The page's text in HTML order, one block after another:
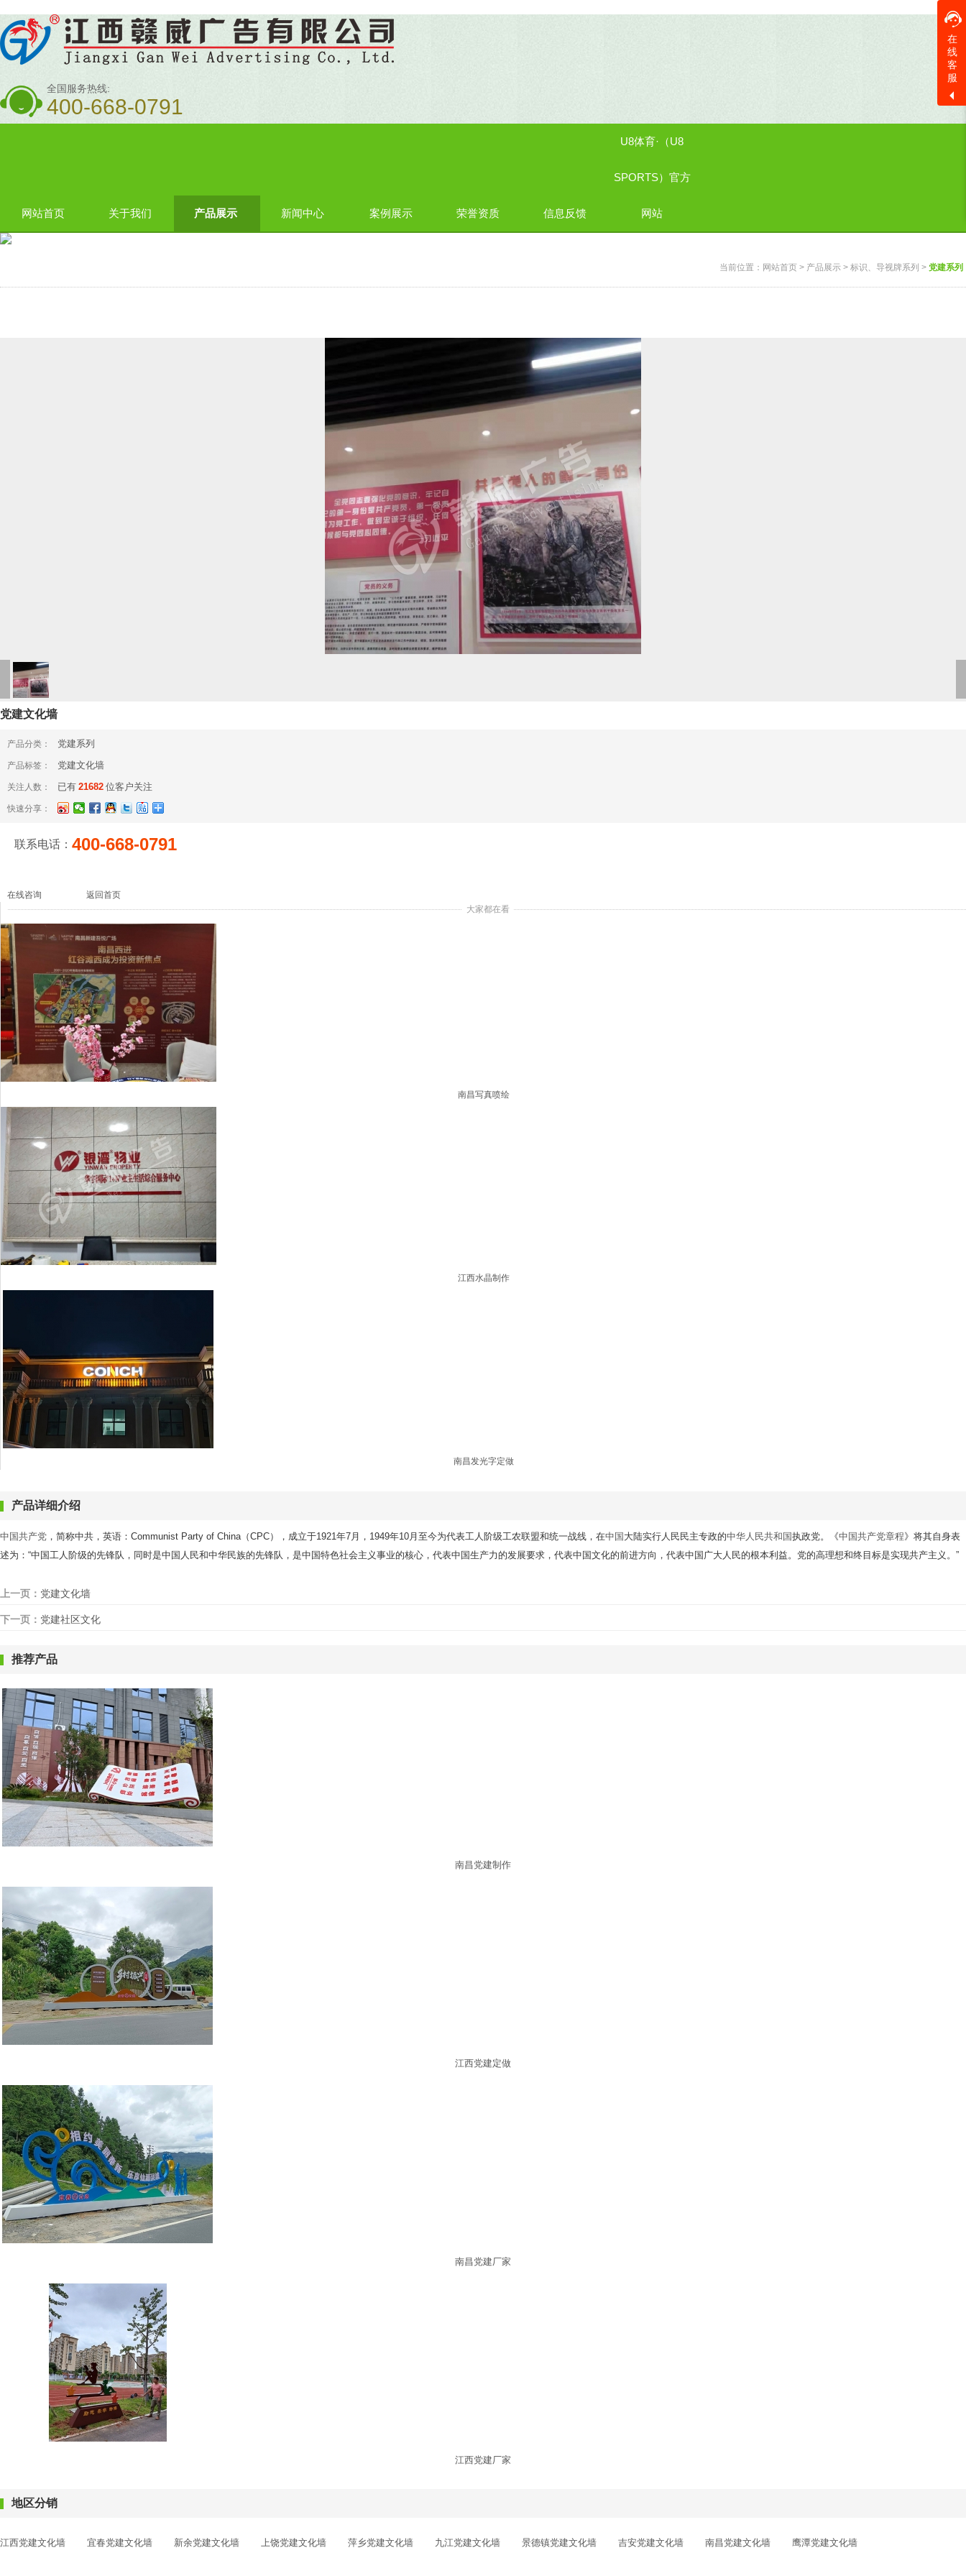
全国服务热线:
400-668-0791
网站首页 关于我们 产品展示 新闻中心 案例展示 荣誉资质 信息反馈
U8体育·（U8
SPORTS）官方
网站
当前位置： 网站首页 > 产品展示 > 标识、导视牌系列 > 党建系列
党建文化墙
产品分类： 党建系列
产品标签： 党建文化墙
关注人数： 已有 21682 位客户关注
快速分享：
联系电话： 400-668-0791
在线咨询
返回首页
大家都在看
南昌写真喷绘
江西水晶制作
南昌发光字定做
产品详细介绍
中国共产党 ，简称中共，英语：Communist Party of China（CPC），成立于1921年7月，1949年10月至今为代表工人阶级工农联盟和统一战线，在中国 大陆实行人民民主专政的中华人民共和国执政党。《中国共产党章程》将其自身表
述为：“中国工人阶级的先锋队，同时是中国人民和中华民族的先锋队，是中国特色社会主义事业的核心，代表中国生产力的发展要求，代表中国文化的前进方向，代表中国广大人民的根本利益。党的高理想和终目标是实现共产主义。”
上一页： 党建文化墙
下一页： 党建社区文化
推荐产品
南昌党建制作
江西党建定做
南昌党建厂家
江西党建厂家
地区分销
江西党建文化墙 宜春党建文化墙 新余党建文化墙 上饶党建文化墙 萍乡党建文化墙 九江党建文化墙 景德镇党建文化墙 吉安党建文化墙 南昌党建文化墙 鹰潭党建文化墙
在
线
客
服